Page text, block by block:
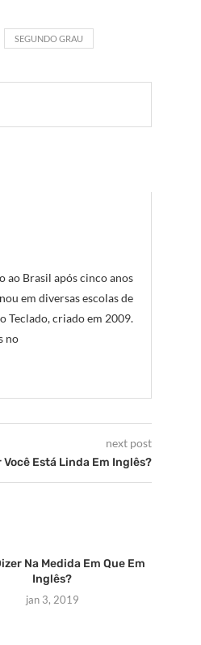
SEGUNDO GRAU
ao Brasil após cinco anos
em diversas escolas de
Teclado, criado em 2009.
no
next post
Você Está Linda Em Inglês?
Na Medida Em Que Em
Inglês?
jan 3, 2019